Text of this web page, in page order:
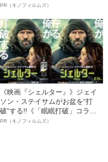
ルインタビュー“観客を魅了した
語る”《日本興収70億円突破》
PR（キノフィルムズ）
《映画『シェルター』》ジェイ
ソン・ステイサムがお盆を“打
破”する!!《「眠眠打破」コラ
ボ》
PR（キノフィルムズ）